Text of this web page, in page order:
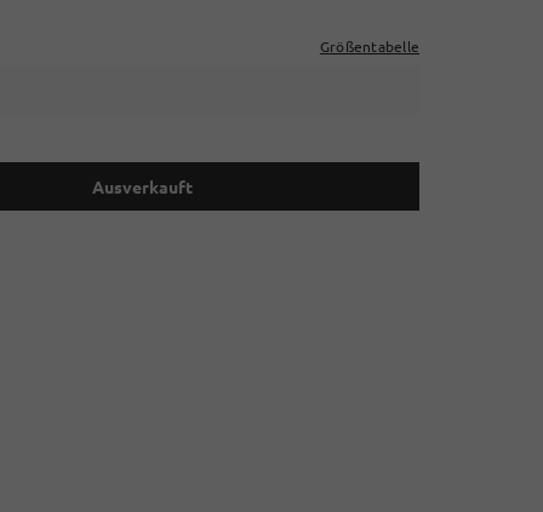
Größentabelle
Ausverkauft